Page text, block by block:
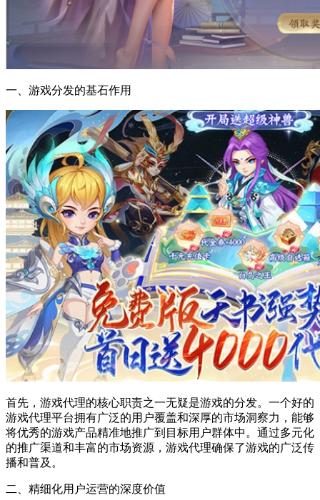
一、游戏分发的基石作用
首先，游戏代理的核心职责之一无疑是游戏的分发。一个好的
游戏代理平台拥有广泛的用户覆盖和深厚的市场洞察力，能够
将优秀的游戏产品精准地推广到目标用户群体中。通过多元化
的推广渠道和丰富的市场资源，游戏代理确保了游戏的广泛传
播和普及。
二、精细化用户运营的深度价值